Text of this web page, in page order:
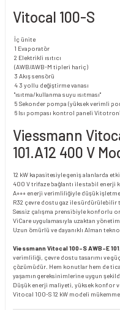
Vitocal 100-S
İç ünite
1 Evaporatör
2 Elektrikli ısıtıcı
(AWB/AWB-M tipleri hariç)
3 Akış sensörü
4 3 yollu değiştirme vanası
"ısıtma/kullanma suyu ısıtması"
5 Sekonder pompa (yüksek verimli
6 Isı pompası kontrol paneli
Viessmann
101.A12 400 V
12 kW kapasitesiyle geniş alanlarda
400 V trifaze bağlantı ile stabil enerji
A+++ enerji verimliliğiyle düşük
R32 çevre dostu gaz ile
Sessiz çalışma prensibiyle konforlu
ViCare uygulamasıyla uzaktan yönetim
Uzun ömürlü ve dayanıklı Alman
Viessmann Vitocal 100-S AWB-E
verimliliği, çevre dostu tasarımı ve
çözümüdür. Hem konutlar hem de
yaşamın gereksinimlerine uygun
Düşük enerji maliyeti, yüksek konfor
Vitocal 100-S 12 kW modeli